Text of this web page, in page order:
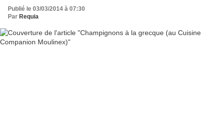
Publié le 03/03/2014 à 07:30
Par Requia